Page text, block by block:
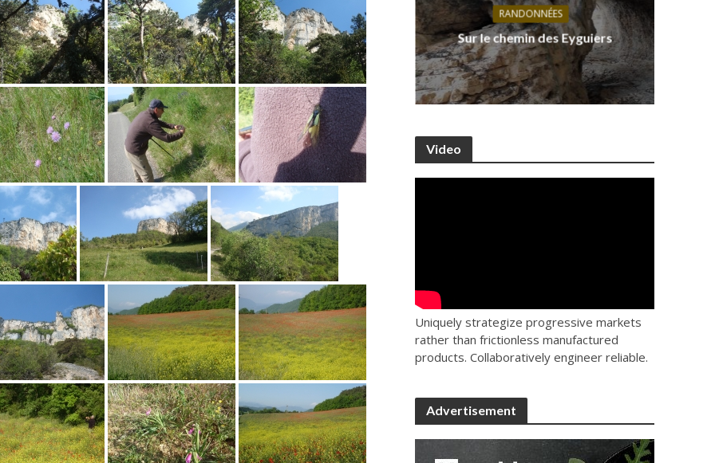
Luzet
RANDONNÉES
Bollène, ses lacs et ses carrières, ses
anciennes usines
RANDONNÉES
Sur le chemin des Eyguiers
Video
Uniquely strategize progressive markets
rather than frictionless manufactured
products. Collaboratively engineer reliable.
Advertisement